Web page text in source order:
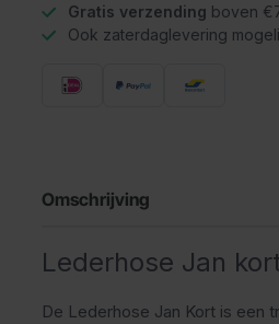
Gratis verzending boven
Ook zaterdaglevering
Omschrijving
Lederhose Jan
De Lederhose Jan Kort is een